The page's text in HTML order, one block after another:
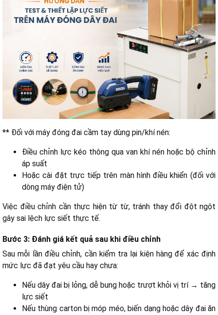
** Đối với máy đóng đai cầm tay dùng pin/khí nén:
Điều chỉnh lực kéo thông qua van khí nén hoặc bộ chỉnh
áp suất
Hoặc cài đặt trực tiếp trên màn hình điều khiển (đối với
dòng máy điện tử)
Việc điều chỉnh cần thực hiện từ từ, tránh thay đổi đột ngột
gây sai lệch lực siết thực tế.
Bước 3: Đánh giá kết quả sau khi điều chỉnh
Sau mỗi lần điều chỉnh, cần kiểm tra lại kiện hàng để xác định
mức lực đã đạt yêu cầu hay chưa:
Nếu dây đai bị lỏng, dễ bung hoặc trượt khỏi vị trí → tăng
lực siết
Nếu thùng carton bị móp méo, biến dạng hoặc dây đai ăn